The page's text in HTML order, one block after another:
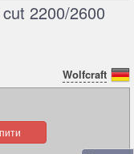
2200/2600
Wolfcraft